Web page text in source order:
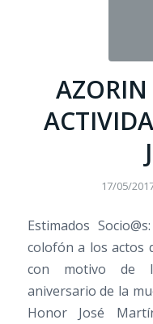
AZORIN
17/05/
Estimados
colofón a los actos
con motivo de
aniversario de la
Honor José